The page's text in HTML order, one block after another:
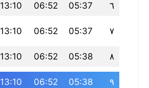
٦ 05:37
06:52
13:10
٧ 05:37
06:52
13:10
٨ 05:38
06:52
13:10
٩ 05:38
06:52
13:10